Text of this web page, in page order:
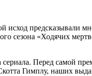
исход
сезона «Ходячих
Перед самой
Гимплу, наших